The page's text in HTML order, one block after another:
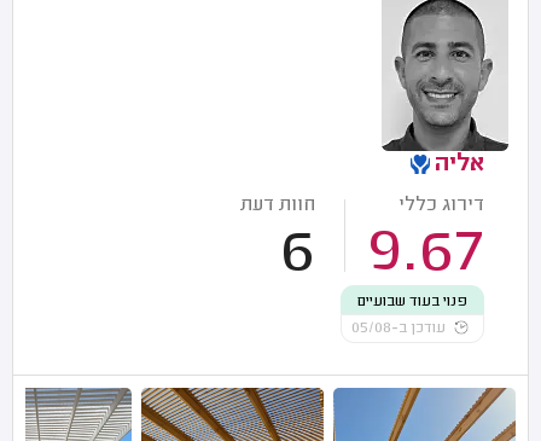
אליה
דירוג כללי
9.67
חוות דעת
6
פנוי בעוד שבועיים
עודכן ב-05/08